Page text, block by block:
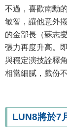
不過，喜歡南勳
敏智，讓他意外
的金部長（蘇志
張力再度升高。
與穩定演技詮釋
相當細膩，戲份
LUN8將於7